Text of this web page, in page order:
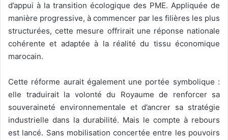
d’appui à la transition écologique des PME. Appliquée de
manière progressive, à commencer par les filières les plus
structurées, cette mesure offrirait une réponse nationale
cohérente et adaptée à la réalité du tissu économique
marocain.
Cette réforme aurait également une portée symbolique :
elle traduirait la volonté du Royaume de renforcer sa
souveraineté environnementale et d’ancrer sa stratégie
industrielle dans la durabilité. Mais le compte à rebours
est lancé. Sans mobilisation concertée entre les pouvoirs